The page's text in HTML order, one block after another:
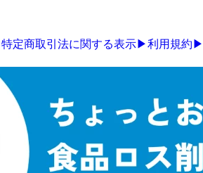
特定商取引法に関する表示▶利用規約 ▶